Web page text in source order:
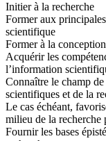
Initier à la recherche
Former aux
scientifique
Former à la
Acquérir les
l’information
Connaître le champ
scientifiques et de la
Le cas échéant,
milieu de la recherche
Fournir les bases